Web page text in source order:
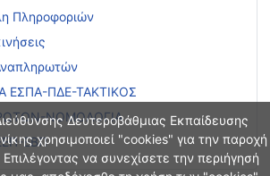
Δευτεροβάθμιας Εκπαίδευσης
χρησιμοποιεί "cookies" για την παροχή
να συνεχίσετε την περιήγησή
Πληροφοριών
ΕΣΠΑ-ΠΔΕ-ΤΑΚΤΙΚΟΣ
ΝΟΜΟΛΟΓΙΑ
ΕΒΠ